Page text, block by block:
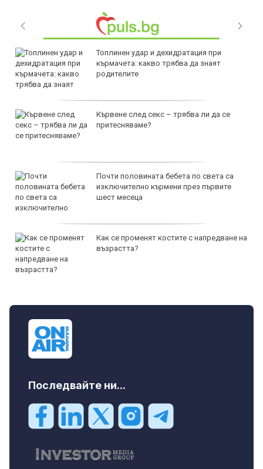
Топлинен удар и дехидратация при
кърмачета: какво трябва да знаят
родителите
Кървене след секс – трябва ли да се
притесняваме?
Почти половината бебета по света са
изключително кърмени през първите
шест месеца
Как се променят костите с напредване на
възрастта?
Последвайте ни...